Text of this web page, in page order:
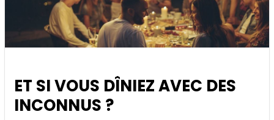
ET SI VOUS DÎNIEZ AVEC DES
INCONNUS ?